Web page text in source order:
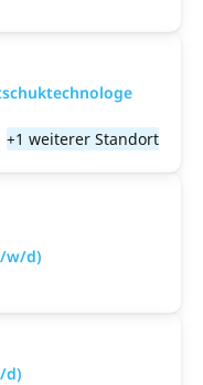
+1 weiterer Standort
w/d)
d)